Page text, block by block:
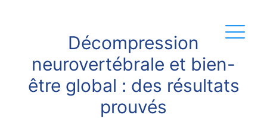
Décompression
neurovertébrale et bien-
être global : des résultats
prouvés